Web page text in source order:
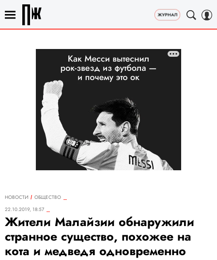
НОВОСТИ
ОБЩЕСТВО
22.10.2019, 18:57
Жители Малайзии обнаружили
странное существо, похожее на
кота и медведя одновременно